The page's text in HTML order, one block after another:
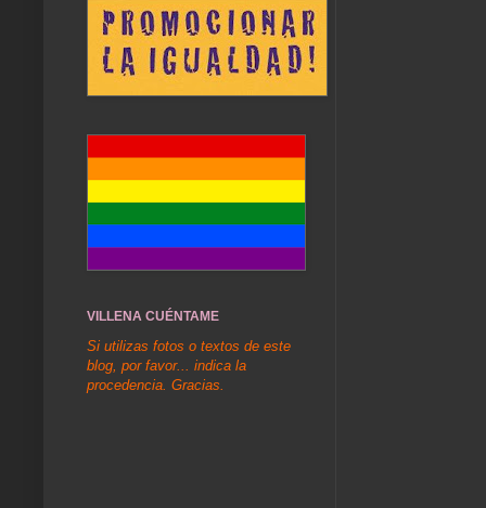
VILLENA CUÉNTAME
Si utilizas fotos o textos de este
blog, por favor... indica la
procedencia. Gracias.